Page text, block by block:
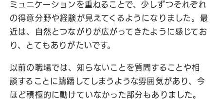
ミュニケーションを重ねることで、少しずつそれぞれ
の得意分野や経験が見えてくるようになりました。最
近は、自然とつながりが広がってきたように感じてお
り、とてもありがたいです。
以前の職場では、知らないことを質問することや相
談することに躊躇してしまうような雰囲気があり、今
ほど積極的に動けていなかった部分もありました。